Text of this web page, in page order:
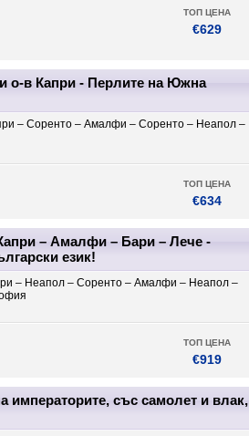
ТОП ЦЕНА
€629
о-в Капри - Перлите на Южна
– Соренто – Амалфи – Соренто – Неапол –
ТОП ЦЕНА
€634
– Амалфи – Бари – Лече -
език!
– Неапол – Соренто – Амалфи – Неапол –
ТОП ЦЕНА
€919
императорите, със самолет и влак,